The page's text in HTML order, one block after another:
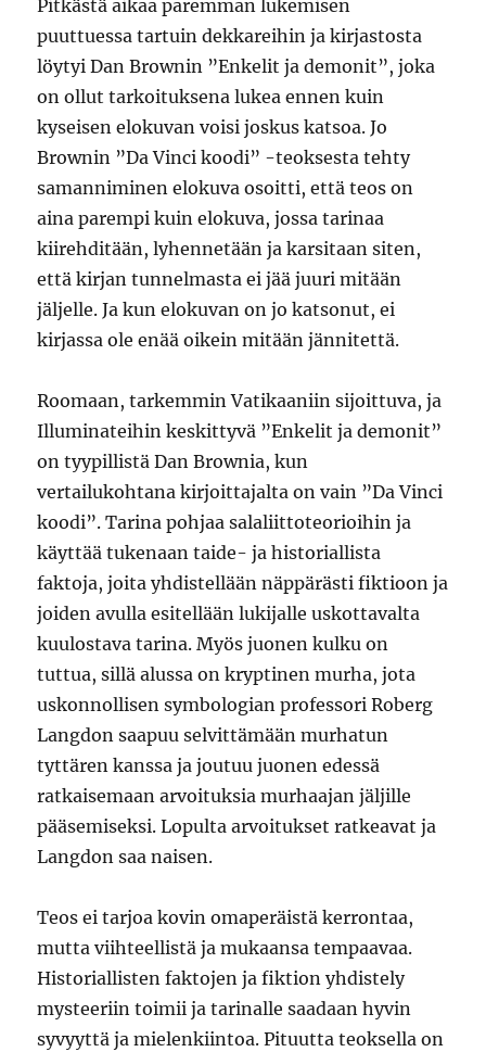
Pitkästä aikaa paremman lukemisen
puuttuessa tartuin dekkareihin ja kirjastosta
löytyi Dan Brownin ”Enkelit ja demonit”, joka
on ollut tarkoituksena lukea ennen kuin
kyseisen elokuvan voisi joskus katsoa. Jo
Brownin ”Da Vinci koodi” -teoksesta tehty
samanniminen elokuva osoitti, että teos on
aina parempi kuin elokuva, jossa tarinaa
kiirehditään, lyhennetään ja karsitaan siten,
että kirjan tunnelmasta ei jää juuri mitään
jäljelle. Ja kun elokuvan on jo katsonut, ei
kirjassa ole enää oikein mitään jännitettä.
Roomaan, tarkemmin Vatikaaniin sijoittuva, ja
Illuminateihin keskittyvä ”Enkelit ja demonit”
on tyypillistä Dan Brownia, kun
vertailukohtana kirjoittajalta on vain ”Da Vinci
koodi”. Tarina pohjaa salaliittoteorioihin ja
käyttää tukenaan taide- ja historiallista
faktoja, joita yhdistellään näppärästi fiktioon ja
joiden avulla esitellään lukijalle uskottavalta
kuulostava tarina. Myös juonen kulku on
tuttua, sillä alussa on kryptinen murha, jota
uskonnollisen symbologian professori Roberg
Langdon saapuu selvittämään murhatun
tyttären kanssa ja joutuu juonen edessä
ratkaisemaan arvoituksia murhaajan jäljille
pääsemiseksi. Lopulta arvoitukset ratkeavat ja
Langdon saa naisen.
Teos ei tarjoa kovin omaperäistä kerrontaa,
mutta viihteellistä ja mukaansa tempaavaa.
Historiallisten faktojen ja fiktion yhdistely
mysteeriin toimii ja tarinalle saadaan hyvin
syvyyttä ja mielenkiintoa. Pituutta teoksella on